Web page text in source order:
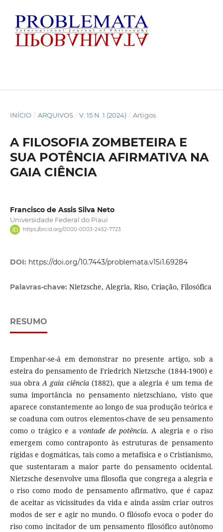
INÍCIO / ARQUIVOS / V. 15 N. 1 (2024) / Artigos
A FILOSOFIA ZOMBETEIRA E
SUA POTÊNCIA AFIRMATIVA NA
GAIA CIÊNCIA
Francisco de Assis Silva Neto
Universidade Federal do Piauí
https://orcid.org/0000-0003-2452-7723
DOI: https://doi.org/10.7443/problemata.v15i1.69284
Palavras-chave: Nietzsche, Alegria, Riso, Criação, Filosófica
RESUMO
Empenhar-se-á em demonstrar no presente artigo, sob a
esteira do pensamento de Friedrich Nietzsche (1844-1900) e
sua obraA gaia ciência(1882), que a alegria é um tema de
suma importância no pensamento nietzschiano, visto que
aparece constantemente ao longo de sua produção teórica e
se coaduna com outros elementos-chave de seu pensamento
como o trágico e avontade de potência. A alegria e o riso
emergem como contraponto às estruturas de pensamento
rígidas e dogmáticas, tais como a metafísica e o Cristianismo,
que sustentaram a maior parte do pensamento ocidental.
Nietzsche desenvolve uma filosofia que congrega a alegria e
o riso como modo de pensamento afirmativo, que é capaz
de aceitar as vicissitudes da vida e ainda assim criar outros
modos de ser e agir no mundo. O filósofo evoca o poder do
riso como incitador de um pensamento filosófico autônomo